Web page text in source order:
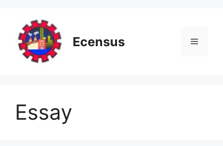
content
Ecensus Menu
Essay